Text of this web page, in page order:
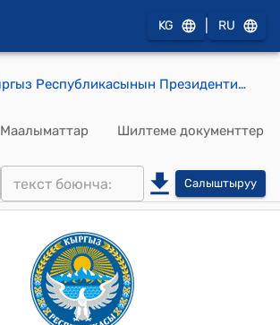
KG RU
Кыргыз Республикасынын Президентинин 2022-жылдын 11-майындагы ПЖ № 148 "Кыргыз Республикасынын Куралдуу Күчтөрүнүн, башка аскердик түзүлүштөрүнүн жана мыйзам менен аскердик кызмат каралган мамлекеттик органдарынын аскер кызматчыларынын аскердик кийим формасы жана айырмалоочу белгилери жөнүндө" жарлыгы
Маалыматтар Шилтеме документтер
Салыштыруу